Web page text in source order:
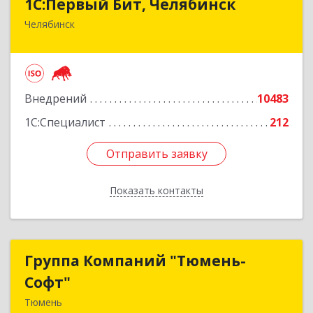
Челябинск
Внедрений
10483
1С:Специалист
212
Отправить заявку
Показать контакты
Отправить заявку
Назад
Группа Компаний "Тюмень-
Софт"
Тюмень
Группа Компаний "Тюмень-